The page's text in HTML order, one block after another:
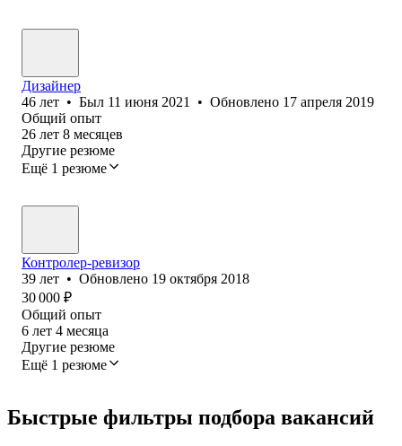
Дизайнер
46 лет • Был 11 июня 2021 • Обновлено 17 апреля 2019
Общий опыт
26 лет 8 месяцев
Другие резюме
Ещё 1 резюме
Контролер-ревизор
39 лет • Обновлено 19 октября 2018
30 000 ₽
Общий опыт
6 лет 4 месяца
Другие резюме
Ещё 1 резюме
Быстрые фильтры подбора вакансий